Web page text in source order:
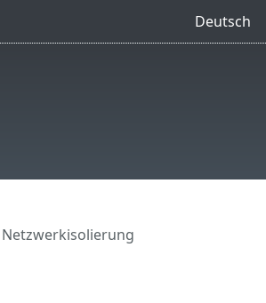
Deutsch
Netzwerkisolierung